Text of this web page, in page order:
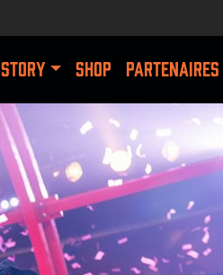
STORY SHOP PARTENAIRES